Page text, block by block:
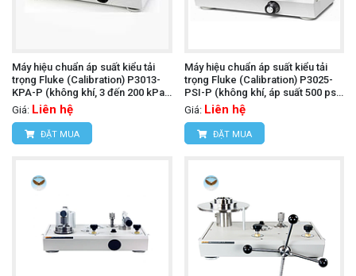
Máy hiệu chuẩn áp suất kiểu tải
trọng Fluke (Calibration) P3013-
KPA-P (không khí, 3 đến 200 kPa,
PCU đơn)
Giá: Liên hệ
ĐẶT MUA
Máy hiệu chuẩn áp suất kiểu tải
trọng Fluke (Calibration) P3025-
PSI-P (không khí, áp suất 500 psi
và chân không đến 30 inHg, PCU
Giá: Liên hệ
ĐẶT MUA